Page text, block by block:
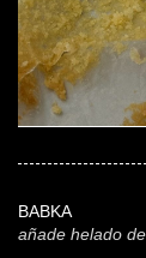
BABKA
añade helado